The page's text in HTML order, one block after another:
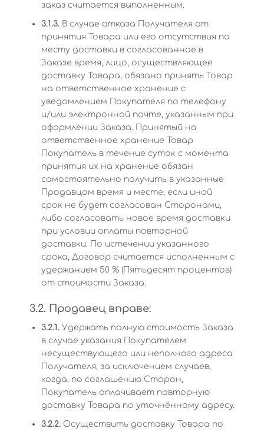
заказ считается выполненным.
3.1.3. В случае отказа Получателя от
принятия Товара или его отсутствия по
месту доставки в согласованное в
Заказе время, лицо, осуществляющее
доставку Товара, обязано принять Товар
на ответственное хранение с
уведомлением Покупателя по телефону
и/или электронной почте, указанным при
оформлении Заказа. Принятый на
ответственное хранение Товар
Покупатель в течение суток с момента
принятия их на хранение обязан
самостоятельно получить в указанные
Продавцом время и месте, если иной
срок не будет согласован Сторонами,
либо согласовать новое время доставки
при условии оплаты повторной
доставки. По истечении указанного
срока, Договор считается исполненным с
удержанием 50 % (Пятьдесят процентов)
от стоимости Заказа.
3.2. Продавец вправе:
3.2.1. Удержать полную стоимость Заказа
в случае указания Покупателем
несуществующего или неполного адреса
Получателя, за исключением случаев,
когда, по соглашению Сторон,
Покупатель оплачивает повторную
доставку Товара по уточнённому адресу.
3.2.2. Осуществить доставку Товара по